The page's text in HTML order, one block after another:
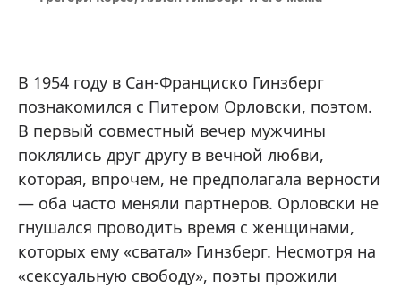
В 1954 году в Сан-Франциско Гинзберг
познакомился с Питером Орловски, поэтом.
В первый совместный вечер мужчины
поклялись друг другу в вечной любви,
которая, впрочем, не предполагала верности
— оба часто меняли партнеров. Орловски не
гнушался проводить время с женщинами,
которых ему «сватал» Гинзберг. Несмотря на
«сексуальную свободу», поэты прожили